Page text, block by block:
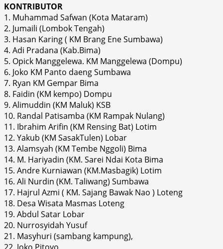
KONTRIBUTOR
1. Muhammad Safwan (Kota Mataram)
2. Jumaili (Lombok Tengah)
3. Hasan Karing ( KM Brang Ene Sumbawa)
4. Adi Pradana (Kab.Bima)
5. Opick Manggelewa. KM Manggelewa (Dompu)
6. Joko KM Panto daeng Sumbawa
7. Ryan KM Gempar Bima
8. Faidin (KM kempo) Dompu
9. Alimuddin (KM Maluk) KSB
10. Randal Patisamba (KM Rampak Nulang)
11. Ibrahim Arifin (KM Rensing Bat) Lotim
12. Yakub (KM SasakTulen) Lobar
13. Alamsyah (KM Tembe Nggoli) Bima
14. M. Hariyadin (KM. Sarei Ndai Kota Bima
15. Andre Kurniawan (KM.Masbagik) Lotim
16. Ali Nurdin (KM. Taliwang) Sumbawa
17. Hajrul Azmi ( KM. Sajang Bawak Nao ) Loteng
18. Desa Wisata Masmas Loteng
19. Abdul Satar Lobar
20. Nurrosyidah Yusuf
21. Masyhuri (sambang kampung),